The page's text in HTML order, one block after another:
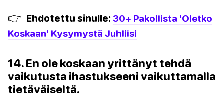
👉 Ehdotettu sinulle: 30+ Pakollista 'Oletko
Koskaan' Kysymystä Juhliisi
14. En ole koskaan yrittänyt tehdä
vaikutusta ihastukseeni vaikuttamalla
tietäväiseltä.